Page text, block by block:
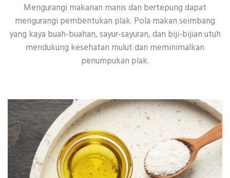
Mengurangi makanan manis dan bertepung dapat
mengurangi pembentukan plak. Pola makan seimbang
yang kaya buah-buahan, sayur-sayuran, dan biji-bijian utuh
mendukung kesehatan mulut dan meminimalkan
penumpukan plak.